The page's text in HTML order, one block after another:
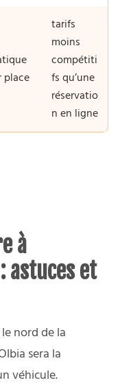
place
tarifs
moins
compétiti
fs qu’une
réservatio
n en ligne
à
astuces et
nord de la
sera la
véhicule.